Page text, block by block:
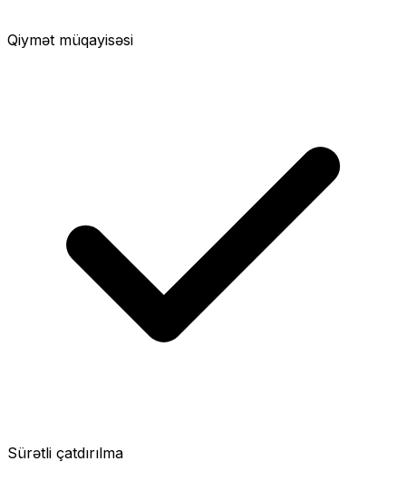
Qiymət müqayisəsi
Sürətli çatdırılma